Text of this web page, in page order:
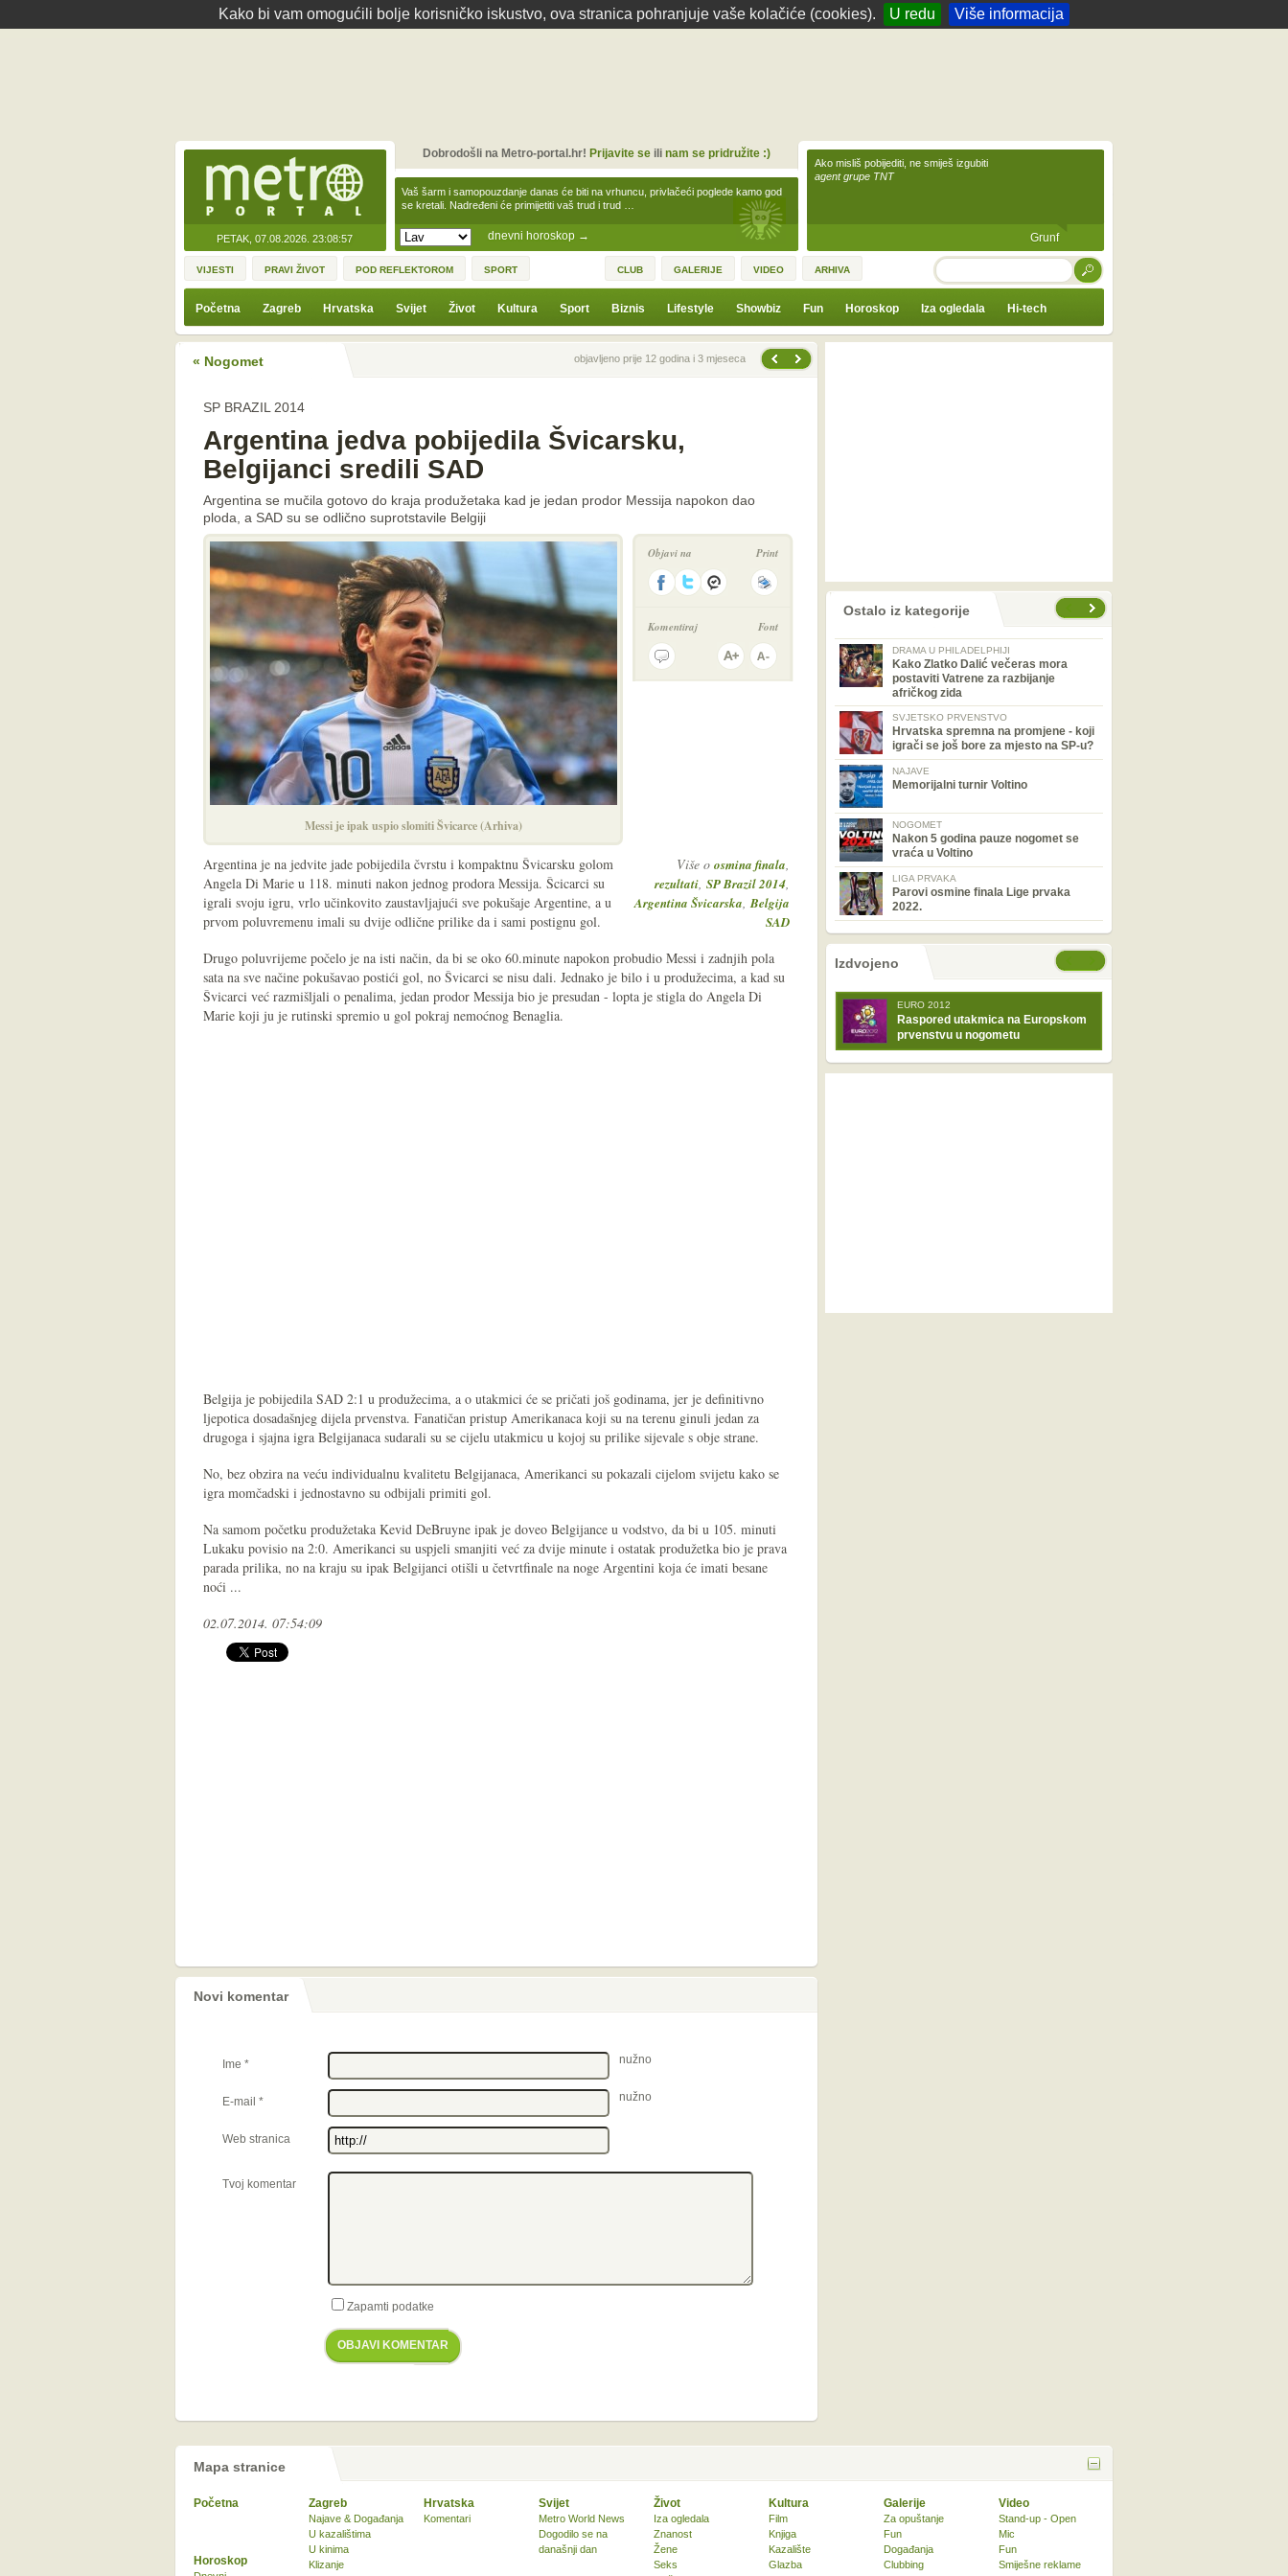
Kako bi vam omogućili bolje korisničko iskustvo, ova stranica pohranjuje vaše kolačiće (cookies). U redu Više informacija
PETAK, 07.08.2026. 23:08:57 dnevni horoskop →
Vaš šarm i samopouzdanje danas će biti na vrhuncu, privlačeći poglede kamo god
se kretali. Nadređeni će primijetiti vaš trud i trud …
Dobrodošli na Metro-portal.hr! Prijavite seili nam se pridružite :)
Ako misliš pobijediti, ne smiješ izgubiti
agent grupe TNT
Grunf
VIJESTI PRAVI ŽIVOT POD REFLEKTOROM SPORT CLUB GALERIJE VIDEO ARHIVA TRAŽI
Početna Zagreb Hrvatska Svijet Život Kultura Sport Biznis Lifestyle Showbiz Fun Horoskop Iza ogledala Hi-tech
« Nogomet Prethodna vijestobjavljeno prije 12 godina i 3 mjeseca
SP BRAZIL 2014
Argentina jedva pobijedila Švicarsku,
Belgijanci sredili SAD
Argentina se mučila gotovo do kraja produžetaka kad je jedan prodor Messija napokon dao
ploda, a SAD su se odlično suprotstavile Belgiji
Messi je ipak uspio slomiti Švicarce (Arhiva)
Objavi na Print
Komentiraj Font
Više o osmina finala,
rezultati, SP Brazil 2014,
Argentina Švicarska,Belgija
SAD
Argentina je na jedvite jade pobijedila čvrstu i kompaktnu Švicarsku golom
Angela Di Marie u 118. minuti nakon jednog prodora Messija. Šcicarci su
igrali svoju igru, vrlo učinkovito zaustavljajući sve pokušaje Argentine, a u
prvom poluvremenu imali su dvije odlične prilike da i sami postignu gol.
Drugo poluvrijeme počelo je na isti način, da bi se oko 60.minute napokon probudio Messi i zadnjih pola
sata na sve načine pokušavao postići gol, no Švicarci se nisu dali. Jednako je bilo i u produžecima, a kad su
Švicarci već razmišljali o penalima, jedan prodor Messija bio je presudan - lopta je stigla do Angela Di
Marie koji ju je rutinski spremio u gol pokraj nemoćnog Benaglia.
Belgija je pobijedila SAD 2:1 u produžecima, a o utakmici će se pričati još godinama, jer je definitivno
ljepotica dosadašnjeg dijela prvenstva. Fanatičan pristup Amerikanaca koji su na terenu ginuli jedan za
drugoga i sjajna igra Belgijanaca sudarali su se cijelu utakmicu u kojoj su prilike sijevale s obje strane.
No, bez obzira na veću individualnu kvalitetu Belgijanaca, Amerikanci su pokazali cijelom svijetu kako se
igra momčadski i jednostavno su odbijali primiti gol.
Na samom početku produžetaka Kevid DeBruyne ipak je doveo Belgijance u vodstvo, da bi u 105. minuti
Lukaku povisio na 2:0. Amerikanci su uspjeli smanjiti već za dvije minute i ostatak produžetka bio je prava
parada prilika, no na kraju su ipak Belgijanci otišli u četvrtfinale na noge Argentini koja će imati besane
noći ...
02.07.2014. 07:54:09
Novi komentar
Ime * nužno
E-mail * nužno
Web stranica
Tvoj komentar
Zapamti podatke
OBJAVI KOMENTAR
Ostalo iz kategorije
DRAMA U PHILADELPHIJI
Kako Zlatko Dalić večeras mora
postaviti Vatrene za razbijanje
afričkog zida
SVJETSKO PRVENSTVO
Hrvatska spremna na promjene - koji
igrači se još bore za mjesto na SP-u?
NAJAVE
Memorijalni turnir Voltino
NOGOMET
Nakon 5 godina pauze nogomet se
vraća u Voltino
LIGA PRVAKA
Parovi osmine finala Lige prvaka
2022.
nema prethodne stranice
nema sljedeće stranice
Izdvojeno
EURO 2012
Raspored utakmica na Europskom
prvenstvu u nogometu
Mapa stranice
Početna Zagreb
Najave & Događanja
U kazalištima
U kinima
Klizanje
Hrvatska
Komentari
Svijet
Metro World News
Dogodilo se na
današnji dan
Život
Iza ogledala
Znanost
Žene
Seks
Kultura
Film
Knjiga
Kazalište
Glazba
Horoskop
Galerije
Za opuštanje
Fun
Događanja
Clubbing
Video
Stand-up - Open
Mic
Fun
Smiješne reklame